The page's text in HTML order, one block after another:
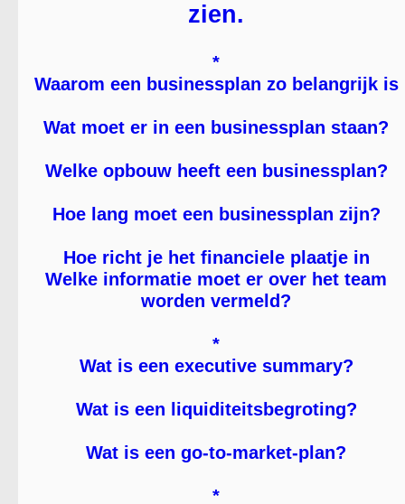
zien.
*
Waarom een businessplan zo belangrijk is
Wat moet er in een businessplan staan?
Welke opbouw heeft een businessplan?
Hoe lang moet een businessplan zijn?
Hoe richt je het financiele plaatje in
Welke informatie moet er over het team
worden vermeld?
*
Wat is een executive summary?
Wat is een liquiditeitsbegroting?
Wat is een go-to-market-plan?
*